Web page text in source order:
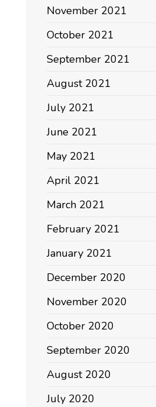
November 2021
October 2021
September 2021
August 2021
July 2021
June 2021
May 2021
April 2021
March 2021
February 2021
January 2021
December 2020
November 2020
October 2020
September 2020
August 2020
July 2020